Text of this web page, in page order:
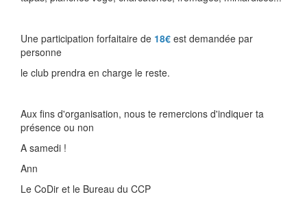
Une participation forfaitaire de 18€ est demandée par
personne
le club prendra en charge le reste.
Aux fins d'organisation, nous te remercions d'indiquer ta
présence ou non
A samedi !
Ann
Le CoDir et le Bureau du CCP